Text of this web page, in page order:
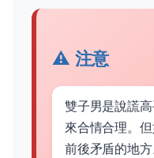
⚠️ 注意
雙子男是說謊
來合情合理。
前後矛盾的地方